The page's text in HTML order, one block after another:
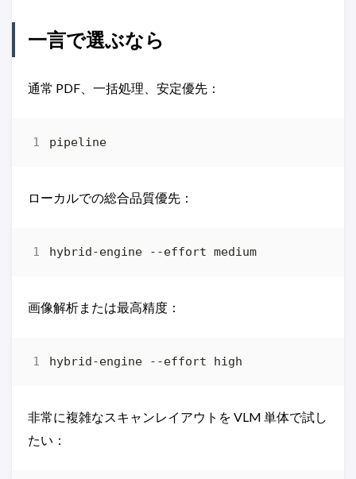
一言で選ぶなら
通常 PDF、一括処理、安定優先：
ローカルでの総合品質優先：
画像解析または最高精度：
非常に複雑なスキャンレイアウトを VLM 単体で試し
たい：